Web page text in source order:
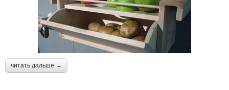
читать дальше →